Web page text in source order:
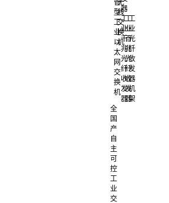
管
型
工
业
以
太
网
交
换
机
无
线
交
换
机
器
工
业
千
兆
光
纤
收
发
器
工
业
百
兆
光
纤
收
发
器
工
业
光
纤
收
发
器
机
架
全
国
产
自
主
可
控
工
业
交